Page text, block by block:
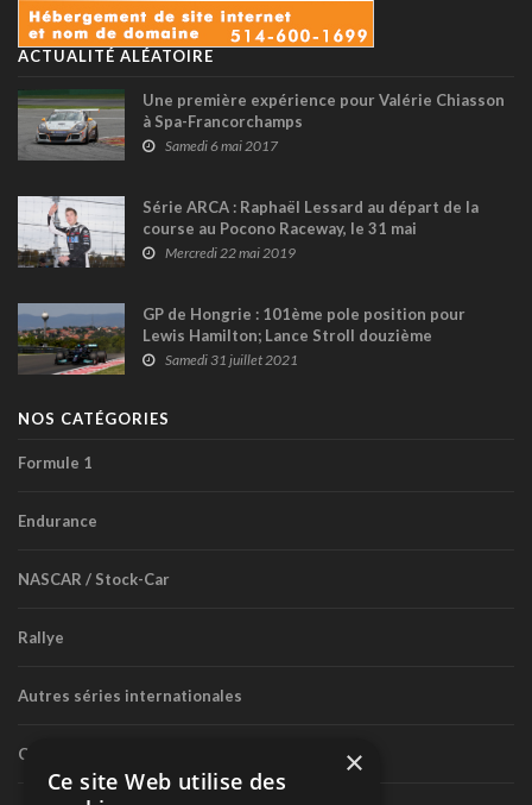
ACTUALITÉ ALÉATOIRE
Une première expérience pour Valérie Chiasson
à Spa-Francorchamps
Samedi 6 mai 2017
Série ARCA : Raphaël Lessard au départ de la
course au Pocono Raceway, le 31 mai
Mercredi 22 mai 2019
GP de Hongrie : 101ème pole position pour
Lewis Hamilton; Lance Stroll douzième
Samedi 31 juillet 2021
NOS CATÉGORIES
Formule 1
Endurance
NASCAR / Stock-Car
Rallye
Autres séries internationales
Circuit routier canadien ×
Ce site Web utilise des